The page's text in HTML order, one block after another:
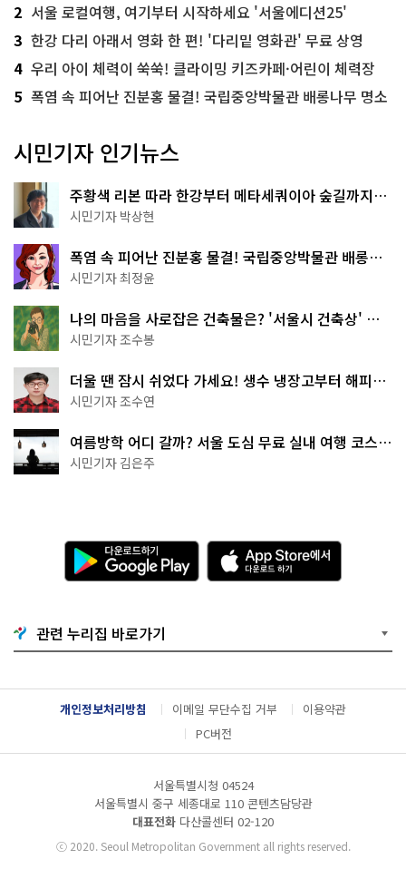
2 서울 로컬여행, 여기부터 시작하세요 '서울에디션25'
3 한강 다리 아래서 영화 한 편! '다리밑 영화관' 무료 상영
4 우리 아이 체력이 쑥쑥! 클라이밍 키즈카페·어린이 체력장
5 폭염 속 피어난 진분홍 물결! 국립중앙박물관 배롱나무 명소
시민기자 인기뉴스
주황색 리본 따라 한강부터 메타세쿼이아 숲길까지…
서울둘레길 15코스
시민기자 박상현
폭염 속 피어난 진분홍 물결! 국립중앙박물관 배롱나
무 명소
시민기자 최정윤
나의 마음을 사로잡은 건축물은? '서울시 건축상' 수
상작 공개!
시민기자 조수봉
더울 땐 잠시 쉬었다 가세요! 생수 냉장고부터 해피소
·무더위쉼터까지
시민기자 조수연
여름방학 어디 갈까? 서울 도심 무료 실내 여행 코스
추천
시민기자 김은주
다
운
로
기
G
o
g
l
e
l
A
p
p
e
서
다
운
드
관련 누리집 바로가기
개인정보처리방침 이메일 무단수집 거부
이용약관
PC버전
서울특별시청 04524
서울특별시 중구 세종대로 110 콘텐츠담당관
대표전화 다산콜센터 02-120
ⓒ2020. Seoul Metropolitan Government all rights reserved.